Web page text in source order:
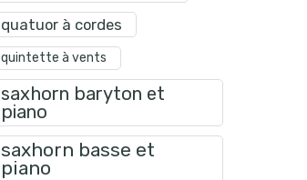
quatuor à cordes
quintette à vents
saxhorn baryton et
piano
saxhorn basse et
piano